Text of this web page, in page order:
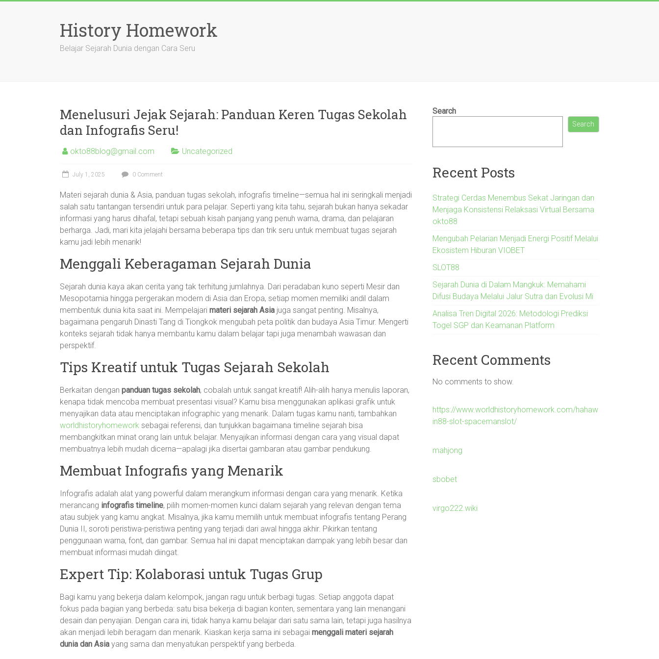
History Homework
Belajar Sejarah Dunia dengan Cara Seru
Menelusuri Jejak Sejarah: Panduan Keren Tugas Sekolah
dan Infografis Seru!
okto88blog@gmail.com Uncategorized
July 1, 2025 0 Comment
Materi sejarah dunia & Asia, panduan tugas sekolah, infografis timeline—semua hal ini seringkali menjadi
salah satu tantangan tersendiri untuk para pelajar. Seperti yang kita tahu, sejarah bukan hanya sekadar
informasi yang harus dihafal, tetapi sebuah kisah panjang yang penuh warna, drama, dan pelajaran
berharga. Jadi, mari kita jelajahi bersama beberapa tips dan trik seru untuk membuat tugas sejarah
kamu jadi lebih menarik!
Menggali Keberagaman Sejarah Dunia
Sejarah dunia kaya akan cerita yang tak terhitung jumlahnya. Dari peradaban kuno seperti Mesir dan
Mesopotamia hingga pergerakan modern di Asia dan Eropa, setiap momen memiliki andil dalam
membentuk dunia kita saat ini. Mempelajari materi sejarah Asia juga sangat penting. Misalnya,
bagaimana pengaruh Dinasti Tang di Tiongkok mengubah peta politik dan budaya Asia Timur. Mengerti
konteks sejarah tidak hanya membantu kamu dalam belajar tapi juga menambah wawasan dan
perspektif.
Tips Kreatif untuk Tugas Sejarah Sekolah
Berkaitan dengan panduan tugas sekolah, cobalah untuk sangat kreatif! Alih-alih hanya menulis laporan,
kenapa tidak mencoba membuat presentasi visual? Kamu bisa menggunakan aplikasi grafik untuk
menyajikan data atau menciptakan infographic yang menarik. Dalam tugas kamu nanti, tambahkan
worldhistoryhomework sebagai referensi, dan tunjukkan bagaimana timeline sejarah bisa
membangkitkan minat orang lain untuk belajar. Menyajikan informasi dengan cara yang visual dapat
membuatnya lebih mudah dicerna—apalagi jika disertai gambaran atau gambar pendukung.
Membuat Infografis yang Menarik
Infografis adalah alat yang powerful dalam merangkum informasi dengan cara yang menarik. Ketika
merancang infografis timeline, pilih momen-momen kunci dalam sejarah yang relevan dengan tema
atau subjek yang kamu angkat. Misalnya, jika kamu memilih untuk membuat infografis tentang Perang
Dunia II, soroti peristiwa-peristiwa penting yang terjadi dari awal hingga akhir. Pikirkan tentang
penggunaan warna, font, dan gambar. Semua hal ini dapat menciptakan dampak yang lebih besar dan
membuat informasi mudah diingat.
Expert Tip: Kolaborasi untuk Tugas Grup
Bagi kamu yang bekerja dalam kelompok, jangan ragu untuk berbagi tugas. Setiap anggota dapat
fokus pada bagian yang berbeda: satu bisa bekerja di bagian konten, sementara yang lain menangani
desain dan penyajian. Dengan cara ini, tidak hanya kamu belajar dari satu sama lain, tetapi juga hasilnya
akan menjadi lebih beragam dan menarik. Kiaskan kerja sama ini sebagai menggali materi sejarah
dunia dan Asia yang sama dan menyatukan perspektif yang berbeda.
Search
Search
Recent Posts
Strategi Cerdas Menembus Sekat Jaringan dan
Menjaga Konsistensi Relaksasi Virtual Bersama
okto88
Mengubah Pelarian Menjadi Energi Positif Melalui
Ekosistem Hiburan VIOBET
SLOT88
Sejarah Dunia di Dalam Mangkuk: Memahami
Difusi Budaya Melalui Jalur Sutra dan Evolusi Mi
Analisa Tren Digital 2026: Metodologi Prediksi
Togel SGP dan Keamanan Platform
Recent Comments
No comments to show.
https://www.worldhistoryhomework.com/hahaw
in88-slot-spacemanslot/
mahjong
sbobet
virgo222.wiki